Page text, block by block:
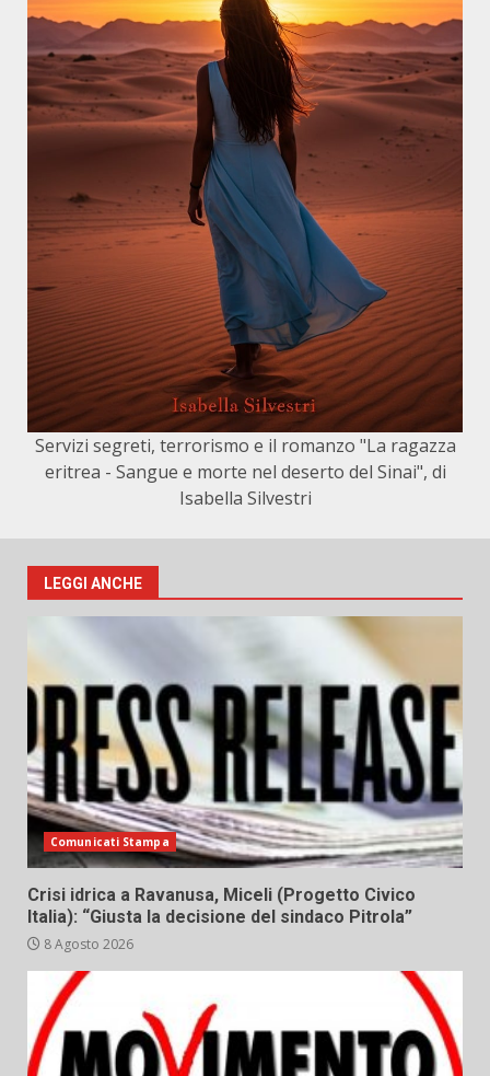
Servizi segreti, terrorismo e il romanzo "La ragazza
eritrea - Sangue e morte nel deserto del Sinai", di
Isabella Silvestri
LEGGI ANCHE
Comunicati Stampa
Crisi idrica a Ravanusa, Miceli (Progetto Civico
Italia): “Giusta la decisione del sindaco Pitrola”
8 Agosto 2026